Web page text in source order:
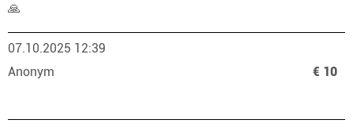
🙏
07.10.2025 12:39
Anonym
€ 10